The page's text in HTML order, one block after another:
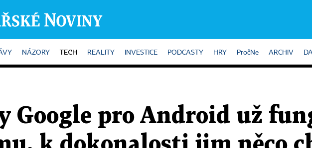
NÁZORY TECH REALITY INVESTICE PODCASTY HRY PročNe ARCHIV
Google pro Android už